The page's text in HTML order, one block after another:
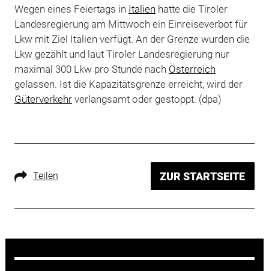
Wegen eines Feiertags in Italien hatte die Tiroler
Landesregierung am Mittwoch ein Einreiseverbot für
Lkw mit Ziel Italien verfügt. An der Grenze wurden die
Lkw gezählt und laut Tiroler Landesregierung nur
maximal 300 Lkw pro Stunde nach Österreich
gelassen. Ist die Kapazitätsgrenze erreicht, wird der
Güterverkehrverlangsamt oder gestoppt. (dpa)
Teilen ZUR STARTSEITE